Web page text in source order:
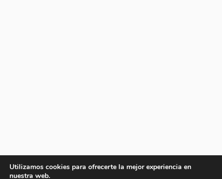
Utilizamos cookies para ofrecerte la mejor experiencia en
nuestra web.